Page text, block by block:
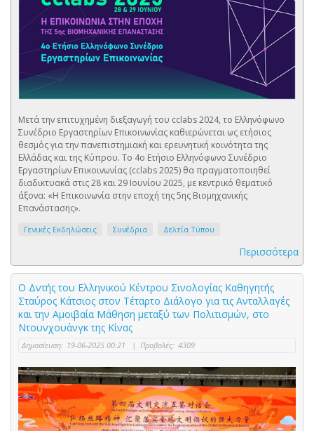
Μετά την επιτυχημένη διεξαγωγή του cclabs 2024, το Ελληνόφωνο
Συνέδριο Εργαστηρίων Επικοινωνίας καθιερώνεται ως ετήσιος
θεσμός για την πανεπιστημιακή και ερευνητική κοινότητα της
Ελλάδας και της Κύπρου. Το 4ο Ετήσιο Ελληνόφωνο Συνέδριο
Εργαστηρίων Επικοινωνίας (cclabs 2025) θα πραγματοποιηθεί
διαδικτυακά στις 28 και 29 Ιουνίου 2025, με κεντρικό θεματικό
άξονα: «Η Επικοινωνία στην εποχή της 5ης Βιομηχανικής
Επανάστασης».
Γενικές Εκδηλώσεις Συνέδρια Δελτία Τύπου
Περισσότερα
Ο Δντής του Ελληνικού Κέντρου Σινολογίας Καθηγητής
Σταύρος Κάτσιος στον Τέταρτο Διάλογο για τις Ανταλλαγές
και την Αμοιβαία Μάθηση μεταξύ των Πολιτισμών, στο
Ντουνχουάνγκ της Κίνας
Δημοσίευση: 19-06-2025 00:21 | Προβολές: 4309